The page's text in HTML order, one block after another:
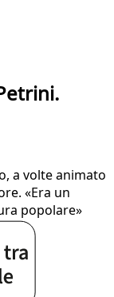
a volte animato
«Era un
popolare»